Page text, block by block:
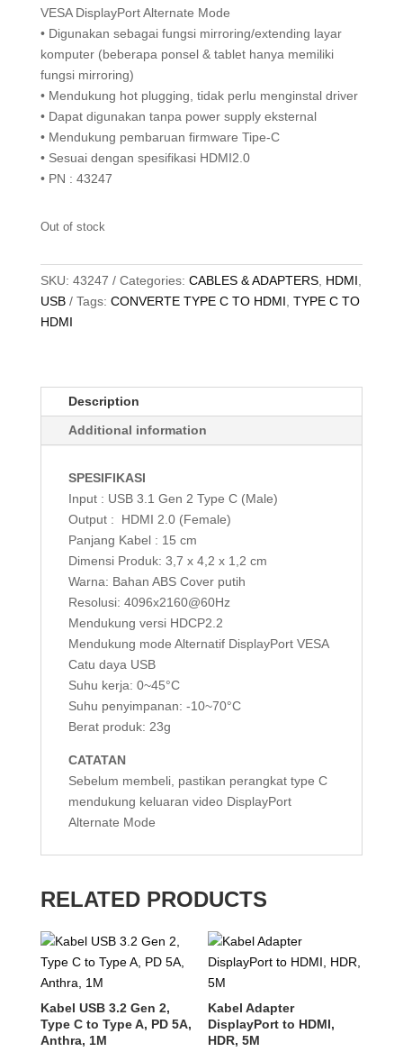
VESA DisplayPort Alternate Mode
• Digunakan sebagai fungsi mirroring/extending layar
komputer (beberapa ponsel & tablet hanya memiliki
fungsi mirroring)
• Mendukung hot plugging, tidak perlu menginstal driver
• Dapat digunakan tanpa power supply eksternal
• Mendukung pembaruan firmware Tipe-C
• Sesuai dengan spesifikasi HDMI2.0
• PN : 43247
Out of stock
SKU: 43247 Categories: CABLES & ADAPTERS, HDMI
USB
Tags: CONVERTE TYPE C TO HDMI TYPE C TO
HDMI
Description
Additional information
SPESIFIKASI
Input : USB 3.1 Gen 2 Type C (Male)
Output : HDMI 2.0 (Female)
Panjang Kabel : 15 cm
Dimensi Produk: 3,7 x 4,2 x 1,2 cm
Warna: Bahan ABS Cover putih
Resolusi: 4096x2160@60Hz
Mendukung versi HDCP2.2
Mendukung mode Alternatif DisplayPort VESA
Catu daya USB
Suhu kerja: 0~45°C
Suhu penyimpanan: -10~70°C
Berat produk: 23g
CATATAN
Sebelum membeli, pastikan perangkat type C
mendukung keluaran video DisplayPort
Alternate Mode
RELATED PRODUCTS
Kabel USB 3.2 Gen 2,
Type C to Type A, PD 5A,
Anthra, 1M
Kabel Adapter
DisplayPort to HDMI,
HDR, 5M